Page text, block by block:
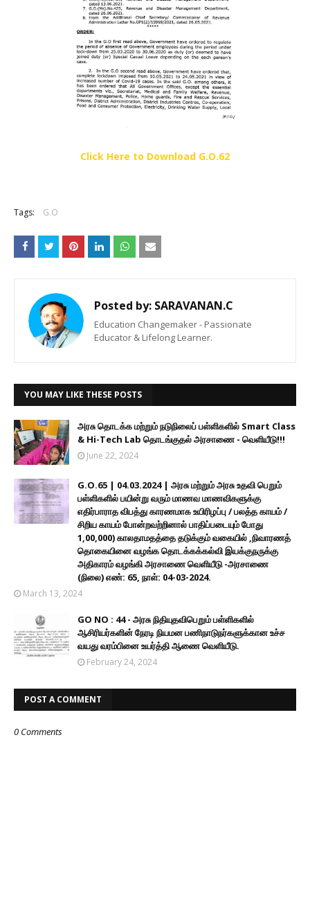
Click Here to Download G.O.62
Tags: G.O
Posted by: SARAVANAN.C
Education Changemaker - Passionate
Educator & Lifelong Learner.
YOU MAY LIKE THESE POSTS
அரசு தொடக்க மற்றும் நடுநிலைப் பள்ளிகளில் Smart Class
& Hi-Tech Lab தொடங்குதல் அரசாணை - வெளியீடு!!!
June 22, 2024
G.O.65 | 04.03.2024 | அரசு மற்றும் அரசு உதவி பெறும்
பள்ளிகளில் பயின்று வரும் மாணவ மாணவிகளுக்கு
எதிர்பாராத விபத்து காரணமாக உயிரிழப்பு / பலத்த காயம் /
சிறிய காயம் போன்றவற்றினால் பாதிப்படையும் போது
1,00,000) காலதாமதத்தை தடுக்கும் வகையில் ,நிவாரணத்
தொகையினை வழங்க தொடக்கக்கல்வி இயக்குநருக்கு
அதிகாரம் வழங்கி அரசாணை வெளியீடு -அரசாணை
(நிலை) எண்: 65, நாள்: 04-03-2024.
March 13, 2024
GO NO : 44 - அரசு நிதியுதவிபெறும் பள்ளிகளில்
ஆசிரியர்களின் நேரடி நியமன பணிநாடுநர்களுக்கான உச்ச
வயது வரம்பினை உயர்த்தி ஆணை வெளியீடு.
February 24, 2024
POST A COMMENT
0 Comments